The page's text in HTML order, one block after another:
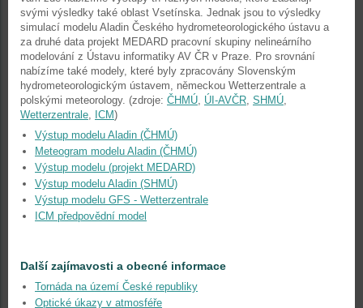
svými výsledky také oblast Vsetínska. Jednak jsou to výsledky
simulací modelu Aladin Českého hydrometeorologického ústavu a
za druhé data projekt MEDARD pracovní skupiny nelineárního
modelování z Ústavu informatiky AV ČR v Praze. Pro srovnání
nabízíme také modely, které byly zpracovány Slovenským
hydrometeorologickým ústavem, německou Wetterzentrale a
polskými meteorology. (zdroje: ČHMÚ, ÚI-AVČR, SHMÚ,
Wetterzentrale, ICM)
Výstup modelu Aladin (ČHMÚ)
Meteogram modelu Aladin (ČHMÚ)
Výstup modelu (projekt MEDARD)
Výstup modelu Aladin (SHMÚ)
Výstup modelu GFS - Wetterzentrale
ICM předpovědní model
Další zajímavosti a obecné informace
Tornáda na území České republiky
Optické úkazy v atmosféře